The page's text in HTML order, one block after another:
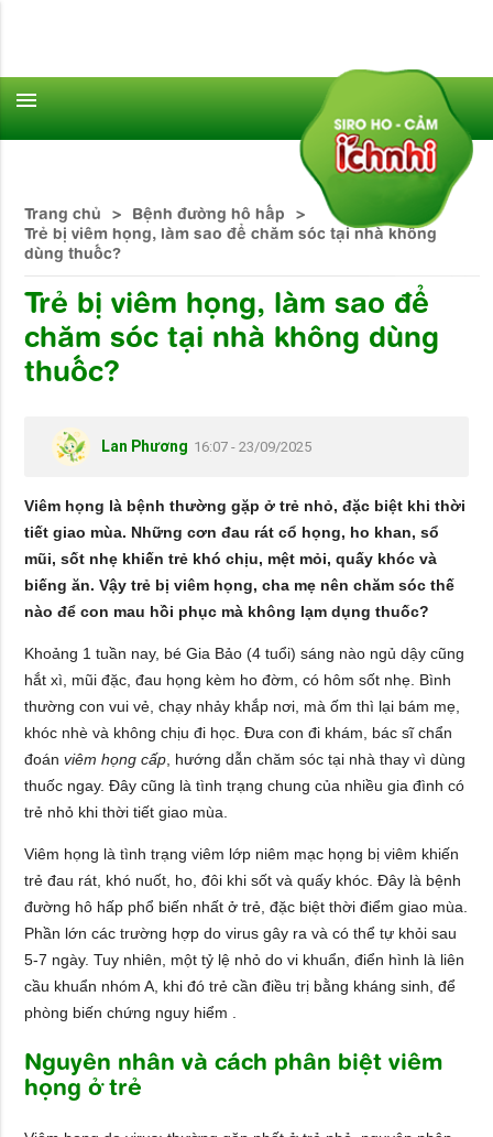
menu
Trang chủ > Bệnh đường hô hấp
>
Trẻ bị viêm họng, làm sao để chăm sóc tại nhà không
dùng thuốc?
Trẻ bị viêm họng, làm sao để
chăm sóc tại nhà không dùng
thuốc?
Lan Phương 16:07 - 23/09/2025
Viêm họng là bệnh thường gặp ở trẻ nhỏ, đặc biệt khi thời
tiết giao mùa. Những cơn đau rát cổ họng, ho khan, sổ
mũi, sốt nhẹ khiến trẻ khó chịu, mệt mỏi, quấy khóc và
biếng ăn. Vậy trẻ bị viêm họng, cha mẹ nên chăm sóc thế
nào để con mau hồi phục mà không lạm dụng thuốc?
Khoảng 1 tuần nay, bé Gia Bảo (4 tuổi) sáng nào ngủ dậy cũng
hắt xì, mũi đặc, đau họng kèm ho đờm, có hôm sốt nhẹ. Bình
thường con vui vẻ, chạy nhảy khắp nơi, mà ốm thì lại bám mẹ,
khóc nhè và không chịu đi học. Đưa con đi khám, bác sĩ chẩn
đoán viêm họng cấp , hướng dẫn chăm sóc tại nhà thay vì dùng
thuốc ngay. Đây cũng là tình trạng chung của nhiều gia đình có
trẻ nhỏ khi thời tiết giao mùa.
Viêm họng là tình trạng viêm lớp niêm mạc họng bị viêm khiến
trẻ đau rát, khó nuốt, ho, đôi khi sốt và quấy khóc. Đây là bệnh
đường hô hấp phổ biến nhất ở trẻ, đặc biệt thời điểm giao mùa.
Phần lớn các trường hợp do virus gây ra và có thể tự khỏi sau
5-7 ngày. Tuy nhiên, một tỷ lệ nhỏ do vi khuẩn, điển hình là liên
cầu khuẩn nhóm A, khi đó trẻ cần điều trị bằng kháng sinh, để
phòng biến chứng nguy hiểm .
Nguyên nhân và cách phân biệt viêm
họng ở trẻ